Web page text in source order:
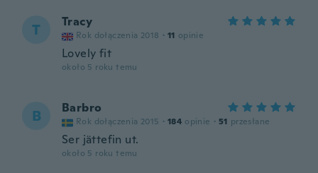
T Tracy
Rok dołączenia 2018 · 11 opinie
Lovely fit
około 5 roku temu
B Barbro
Rok dołączenia 2015 · 184 opinie · 51 przesłane
Ser jättefin ut.
około 5 roku temu